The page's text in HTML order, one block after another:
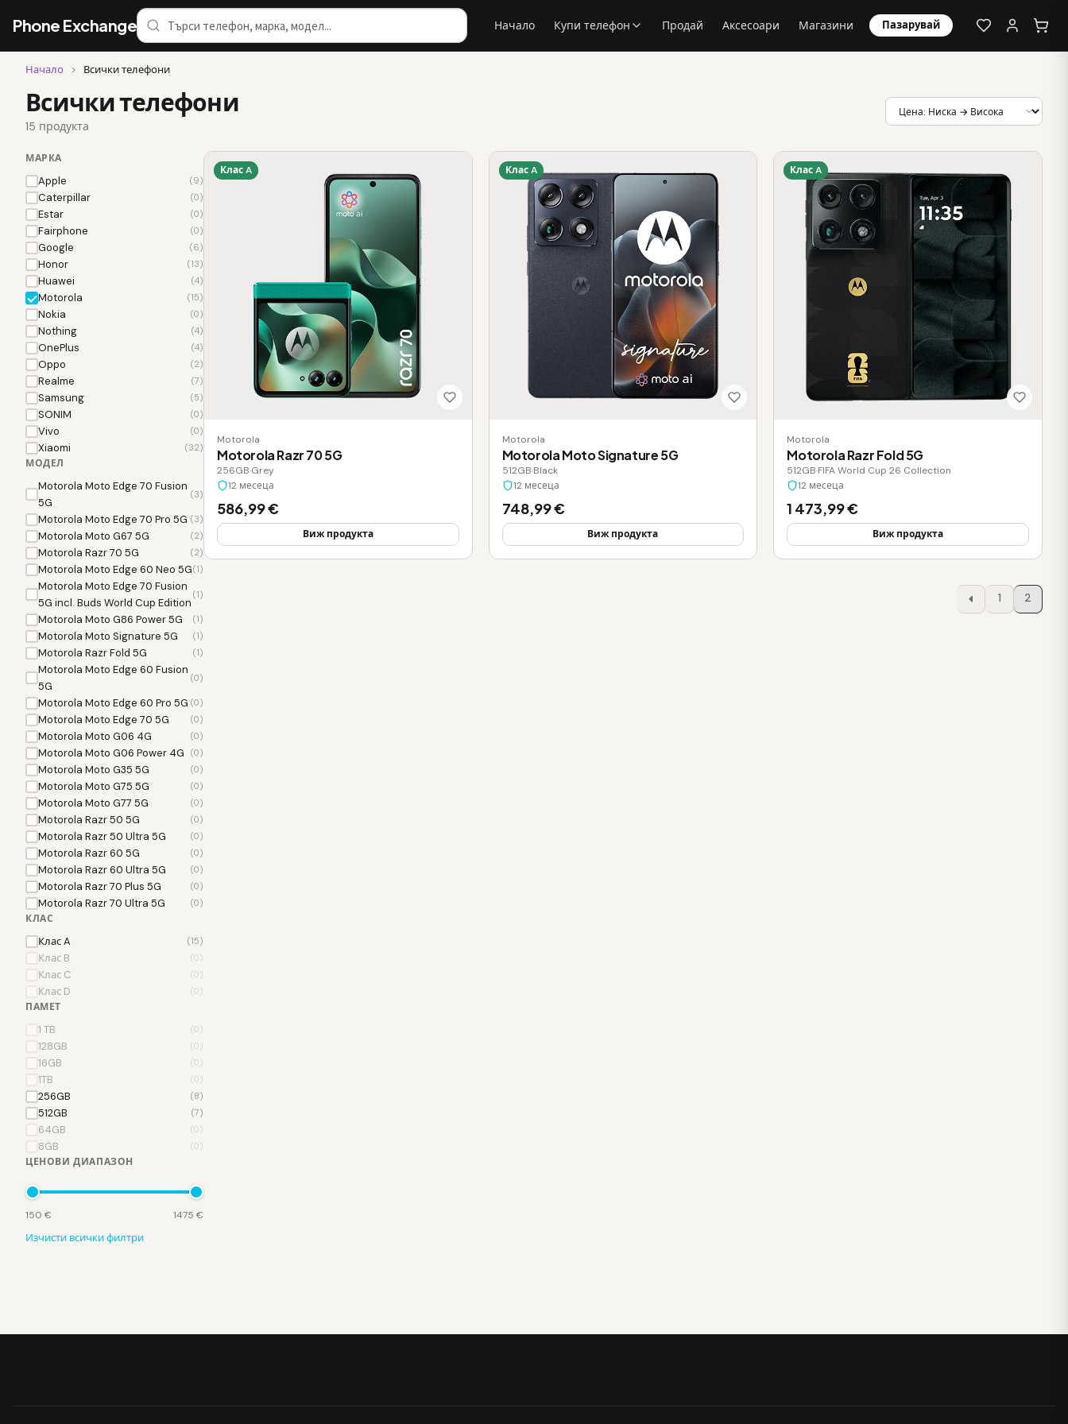
Phone Exchange Начало Купи телефон Продай Аксесоари Магазини Пазарувай
Начало > Всички телефони
Всички телефони
15 продукта
МАРКА
Apple (9)
Caterpillar (0)
Estar (0)
Fairphone (0)
Google (6)
Honor (13)
Huawei (4)
Motorola (15)
Nokia (0)
Nothing (4)
OnePlus (4)
Oppo (2)
Realme (7)
Samsung (5)
SONIM (0)
Vivo (0)
Xiaomi (32)
МОДЕЛ
Motorola Moto Edge 70 Fusion
5G
(3)
Motorola Moto Edge 70 Pro 5G (3)
Motorola Moto G67 5G (2)
Motorola Razr 70 5G (2)
Motorola Moto Edge 60 Neo 5G(1)
Motorola Moto Edge 70 Fusion
5G incl. Buds World Cup Edition
(1)
Motorola Moto G86 Power 5G (1)
Motorola Moto Signature 5G (1)
Motorola Razr Fold 5G (1)
Motorola Moto Edge 60 Fusion
5G
(0)
Motorola Moto Edge 60 Pro 5G (0)
Motorola Moto Edge 70 5G (0)
Motorola Moto G06 4G (0)
Motorola Moto G06 Power 4G (0)
Motorola Moto G35 5G (0)
Motorola Moto G75 5G (0)
Motorola Moto G77 5G (0)
Motorola Razr 50 5G (0)
Motorola Razr 50 Ultra 5G (0)
Motorola Razr 60 5G (0)
Motorola Razr 60 Ultra 5G (0)
Motorola Razr 70 Plus 5G (0)
Motorola Razr 70 Ultra 5G (0)
КЛАС
Клас A (15)
Клас B (0)
Клас C (0)
Клас D (0)
ПАМЕТ
1 TB (0)
128GB (0)
16GB (0)
1TB (0)
256GB (8)
512GB (7)
64GB (0)
8GB (0)
ЦЕНОВИ ДИАПАЗОН
150 € 1475 €
Изчисти всички филтри
Клас A
Motorola
Motorola Razr 70 5G
256GB·Grey
12 месеца
586,99 €
Виж продукта
Клас A
Motorola
Motorola Moto Signature 5G
512GB·Black
12 месеца
748,99 €
Виж продукта
Клас A
Motorola
Motorola Razr Fold 5G
512GB·FIFA World Cup 26 Collection
12 месеца
1 473,99 €
Виж продукта
1 2